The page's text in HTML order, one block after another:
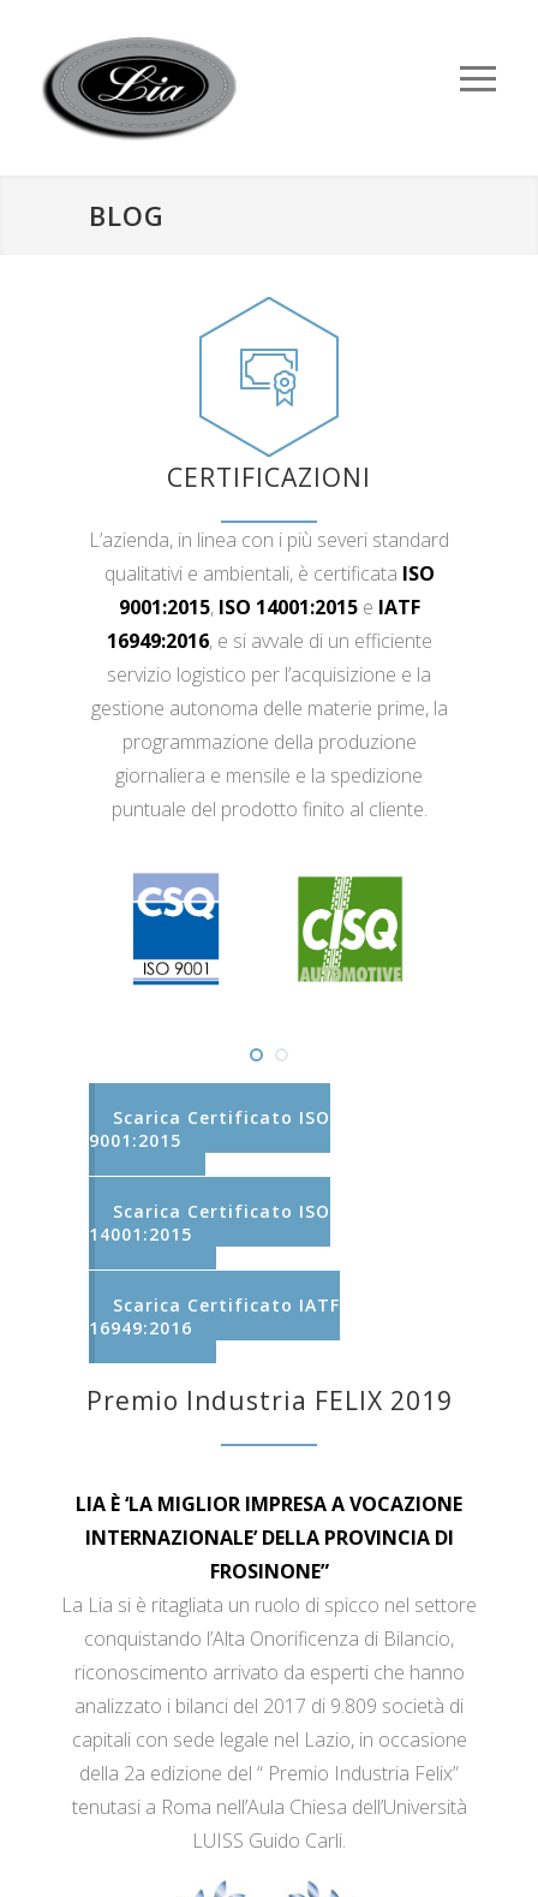
BLOG
CERTIFICAZIONI
L’azienda, in linea con i più severi standard
qualitativi e ambientali, è certificata ISO
9001:2015, ISO 14001:2015e IATF
16949:2016, e si avvale di un efficiente
servizio logistico per l’acquisizione e la
gestione autonoma delle materie prime, la
programmazione della produzione
giornaliera e mensile e la spedizione
puntuale del prodotto finito al cliente.
Scarica Certificato ISO
9001:2015
Scarica Certificato ISO
14001:2015
Scarica Certificato IATF
16949:2016
Premio Industria FELIX 2019
LIA È ‘LA MIGLIOR IMPRESA A VOCAZIONE
INTERNAZIONALE’ DELLA PROVINCIA DI
FROSINONE”
La Lia si è ritagliata un ruolo di spicco nel settore
conquistando l’Alta Onorificenza di Bilancio,
riconoscimento arrivato da esperti che hanno
analizzato i bilanci del 2017 di 9.809 società di
capitali con sede legale nel Lazio, in occasione
della 2a edizione del “ Premio Industria Felix”
tenutasi a Roma nell’Aula Chiesa dell’Università
LUISS Guido Carli.